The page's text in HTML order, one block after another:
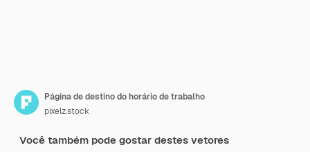
Página de destino do horário de trabalho
pixelz.stock
Você também pode gostar destes vetores